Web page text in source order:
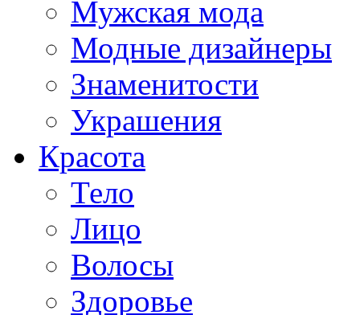
Мужская мода
Модные дизайнеры
Знаменитости
Украшения
Красота
Тело
Лицо
Волосы
Здоровье